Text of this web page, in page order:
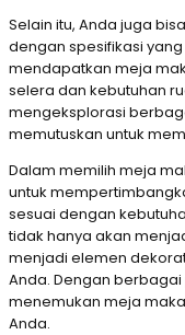
Selain itu, Anda juga
dengan spesifikasi
mendapatkan meja
selera dan kebutuhan
mengeksplorasi
memutuskan untuk
Dalam memilih meja
untuk
sesuai dengan
tidak hanya akan
menjadi elemen
Anda. Dengan
menemukan meja
Anda.